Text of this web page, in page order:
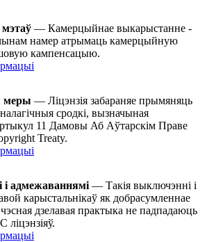
— Камерцыйнае выкарыстанне -
намер атрымаць камерцыйную
кампенсацыю.
меры — Ліцэнзія забараняе прымяняць
сродкі, вызначыная
11 Дамовы Аб Аўтарскім Праве
Treaty.
адмежаваннямі — Такія выключэнні і
карыстальнікаў як добрасумленнае
дзелавая практыка не падпадаюць
ліцэнзіяў.